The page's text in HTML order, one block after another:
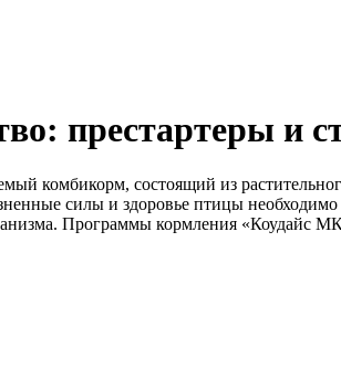
престартеры и
комбикорм, состоящий из
силы и здоровье птицы
Программы кормления «Коудайс